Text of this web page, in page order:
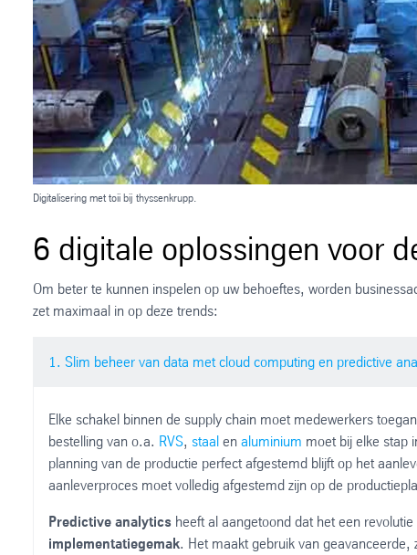
Digitalisering met toii bij thyssenkrupp.
6 digitale oplossingen voor
Om beter te kunnen inspelen op uw behoeftes, worden
zet maximaal in op deze trends:
1. Slim beheer van data met cloud computing en predictive
Elke schakel binnen de supply chain moet medewerkers
bestelling van o.a. RVS, staal en aluminium moet bij elke stap
planning van de productie perfect afgestemd blijft op het
aanleverproces moet volledig afgestemd zijn op de
Predictive analytics heeft al aangetoond dat het een
implementatiegemak. Het maakt gebruik van